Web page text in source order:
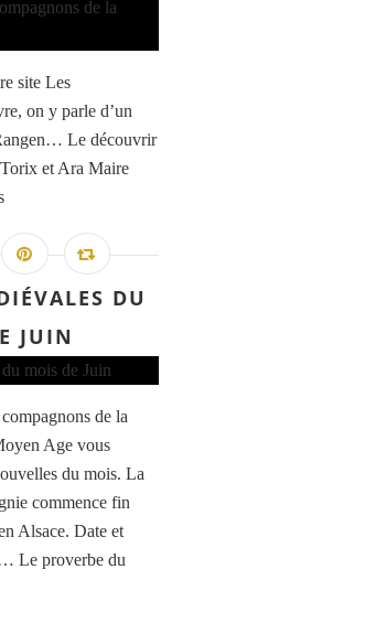
site Les
on y parle d’un
Le découvrir
et Ara Maire
DU
JUIN
de la
Age vous
du mois. La
commence fin
Alsace. Date et
Le proverbe du